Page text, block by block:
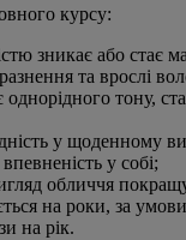
курсу:
зникає або стає
та врослі
тону,
у щоденному
у собі;
обличчя
на роки, за
на рік.